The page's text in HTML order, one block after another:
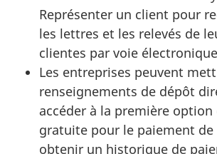
Représenter un client pour
les lettres et les relevés de
clientes par voie
Les entreprises peuvent
renseignements de dépôt
accéder à la première
gratuite pour le paiement
obtenir un historique de